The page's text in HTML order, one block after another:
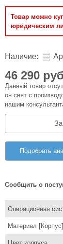
Товар можно
юридическим
Наличие:
46 290
Данный товар
он снят с
нашим
Подобрать
Сообщить о
Операционная
Материал [Корпус]
Цвет корпуса